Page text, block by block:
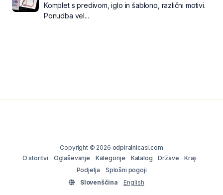
Komplet s predivom, iglo in šablono, različni motivi.
Ponudba vel...
Copyright © 2026 odpiralnicasi.com
O storitvi
Oglaševanje Kategorije Katalog Države
Kraji
Podjetja
Splošni pogoji
Slovenščina
English